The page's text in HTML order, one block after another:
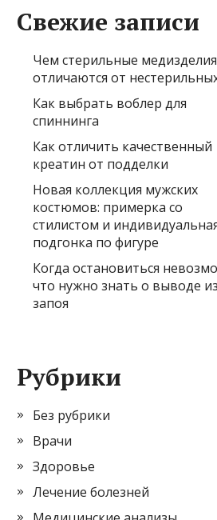
Свежие записи
Чем стерильные медизделия
отличаются от
Как выбрать воблер для
спиннинга
Как отличить качественный
креатин от подделки
Новая коллекция мужских
костюмов: примерка со
стилистом и
подгонка по фигуре
Когда остановиться
что нужно знать о выводе из
запоя
Рубрики
Без рубрики
Врачи
Здоровье
Лечение болезней